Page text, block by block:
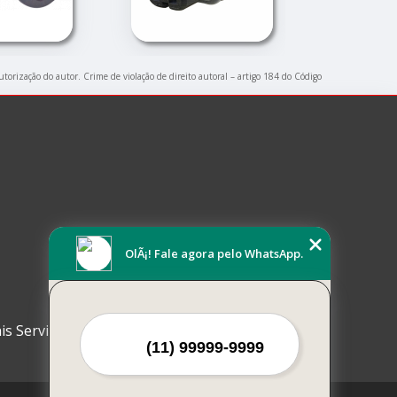
do autor. Crime de violação de direito autoral – artigo 184 do Código
Serviços
OlÃ¡! Fale agora pelo WhatsApp.